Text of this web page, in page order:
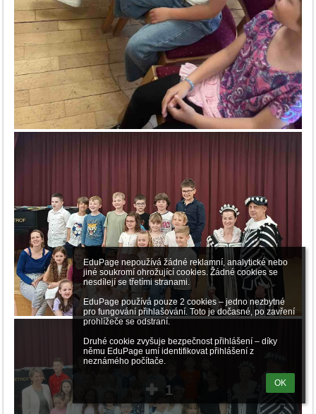
EduPage nepoužívá žádné reklamní, analytické nebo
jiné soukromí ohrožující cookies. Žádné cookies se
nesdílejí se třetími stranami.
EduPage používá pouze 2 cookies – jedno nezbytné
pro fungování přihlašování. Toto je dočasné, po zavření
prohlížeče se odstraní.
Druhé cookie zvyšuje bezpečnost přihlášení – díky
němu EduPage umí identifikovat přihlášení z
neznámého počítače.
OK
1